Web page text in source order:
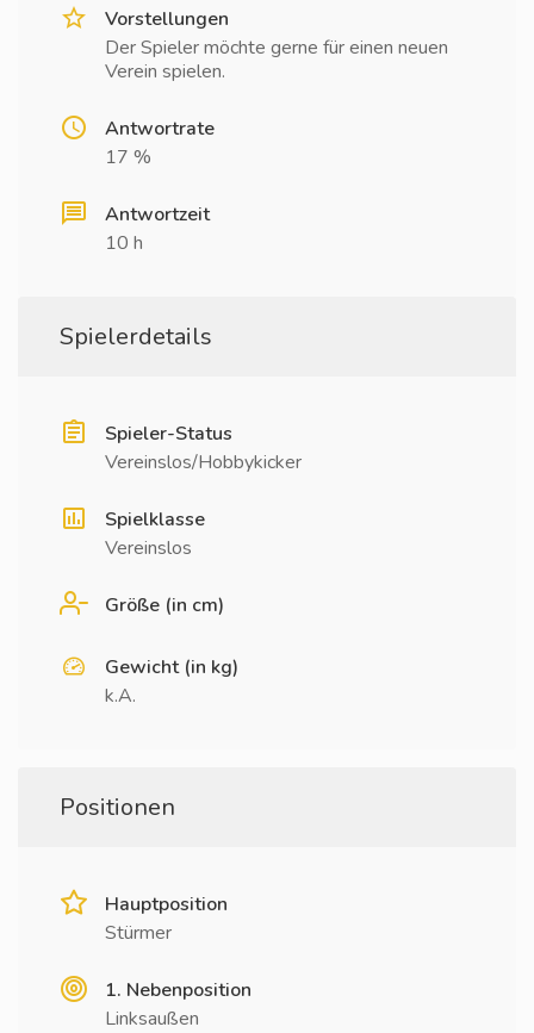
Vorstellungen
Der Spieler möchte gerne für einen neuen
Verein spielen.
Antwortrate
17 %
Antwortzeit
10 h
Spielerdetails
Spieler-Status
Vereinslos/Hobbykicker
Spielklasse
Vereinslos
Größe (in cm)
Gewicht (in kg)
k.A.
Positionen
Hauptposition
Stürmer
1. Nebenposition
Linksaußen